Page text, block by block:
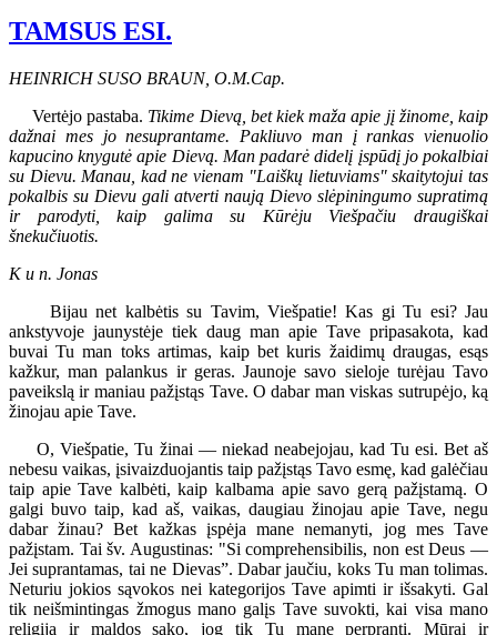
TAMSUS ESI.
HEINRICH SUSO BRAUN, O.M.Cap.
Vertėjo pastaba. Tikime Dievą, bet kiek maža apie jį žinome, kaip
dažnai mes jo nesuprantame. Pakliuvo man į rankas vienuolio
kapucino knygutė apie Dievą. Man padarė didelį įspūdį jo pokalbiai
su Dievu. Manau, kad ne vienam "Laiškų lietuviams" skaitytojui tas
pokalbis su Dievu gali atverti naują Dievo slėpiningumo supratimą
ir parodyti, kaip galima su Kūrėju Viešpačiu draugiškai
šnekučiuotis.
K u n. Jonas
Bijau net kalbėtis su Tavim, Viešpatie! Kas gi Tu esi? Jau
ankstyvoje jaunystėje tiek daug man apie Tave pripasakota, kad
buvai Tu man toks artimas, kaip bet kuris žaidimų draugas, esąs
kažkur, man palankus ir geras. Jaunoje savo sieloje turėjau Tavo
paveikslą ir maniau pažįstąs Tave. O dabar man viskas sutrupėjo, ką
žinojau apie Tave.
O, Viešpatie, Tu žinai — niekad neabejojau, kad Tu esi. Bet aš
nebesu vaikas, įsivaizduojantis taip pažįstąs Tavo esmę, kad galėčiau
taip apie Tave kalbėti, kaip kalbama apie savo gerą pažįstamą. O
galgi buvo taip, kad aš, vaikas, daugiau žinojau apie Tave, negu
dabar žinau? Bet kažkas įspėja mane nemanyti, jog mes Tave
pažįstam. Tai šv. Augustinas: "Si comprehensibilis, non est Deus —
Jei suprantamas, tai ne Dievas”. Dabar jaučiu, koks Tu man tolimas.
Neturiu jokios sąvokos nei kategorijos Tave apimti ir išsakyti. Gal
tik neišmintingas žmogus mano galįs Tave suvokti, kai visa mano
religija ir maldos sako, jog tik Tu mane perpranti. Mūrai ir